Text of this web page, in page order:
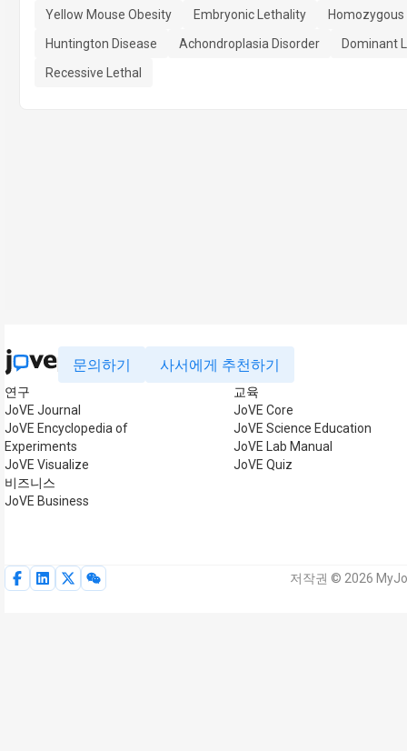
Yellow Mouse Obesity
Embryonic Lethality
Huntington Disease
Achondroplasia Disorder
Dominant
Recessive Lethal
문의하기 사서에게 추천하기
연구
JoVE Journal
JoVE Encyclopedia of
Experiments
JoVE Visualize
비즈니스
JoVE Business
교육
JoVE Core
JoVE Science Education
JoVE Lab Manual
JoVE Quiz
저작권 © 2026